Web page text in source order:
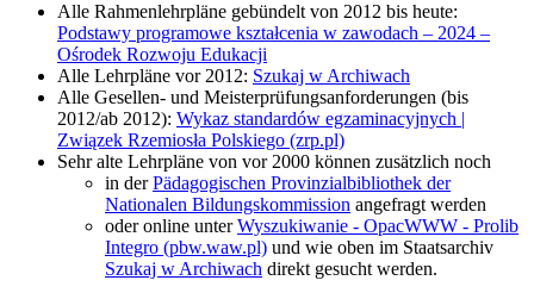
Alle Rahmenlehrpläne gebündelt von 2012 bis heute:
Podstawy programowe kształcenia w zawodach – 2024 –
Ośrodek Rozwoju Edukacji
Alle Lehrpläne vor 2012: Szukaj w Archiwach
Alle Gesellen- und Meisterprüfungsanforderungen (bis
2012/ab 2012): Wykaz standardów egzaminacyjnych |
Związek Rzemiosła Polskiego (zrp.pl)
Sehr alte Lehrpläne von vor 2000 können zusätzlich noch
in derPädagogischen Provinzialbibliothek der
Nationalen Bildungskommission angefragt werden
oder online unterWyszukiwanie - OpacWWW - Prolib
Integro (pbw.waw.pl) und wie oben im Staatsarchiv
Szukaj w Archiwach direkt gesucht werden.